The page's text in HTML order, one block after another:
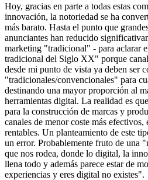
Hoy, gracias en parte a todas estas
innovación, la notoriedad se ha
más barato. Hasta el punto que
anunciantes han reducido
marketing "tradicional" - para aclarar
tradicional del Siglo XX" porque
desde mi punto de vista ya deben ser
"tradicionales/convencionales" para
destinando una mayor proporción al
herramientas digital. La realidad es
para la construcción de marcas y
canales de menor coste más efectivos,
rentables. Un planteamiento de este
un error. Probablemente fruto de una
que nos rodea, donde lo digital, la
llena todo y además parece estar de
experiencias y eres digital no existes".